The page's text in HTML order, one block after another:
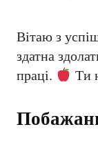
Вітаю з
здатна
праці.
Ти